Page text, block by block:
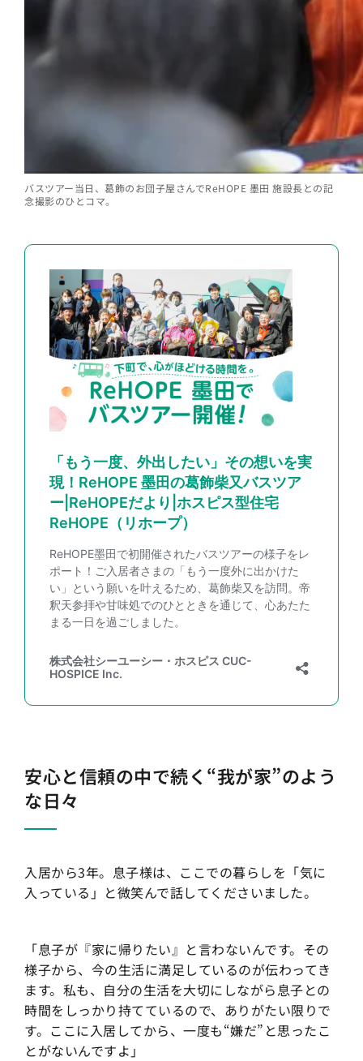
バスツアー当日、葛飾のお団子屋さんでReHOPE 墨田 施設長との記
念撮影のひとコマ。
安心と信頼の中で続く“我が家”のよう
な日々
入居から3年。息子様は、ここでの暮らしを「気に
入っている」と微笑んで話してくださいました。
「息子が『家に帰りたい』と言わないんです。その
様子から、今の生活に満足しているのが伝わってき
ます。私も、自分の生活を大切にしながら息子との
時間をしっかり持てているので、ありがたい限りで
す。ここに入居してから、一度も“嫌だ”と思ったこ
とがないんですよ」